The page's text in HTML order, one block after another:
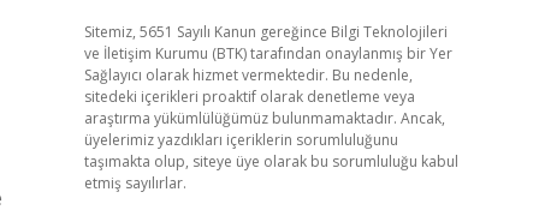
Sitemiz, 5651 Sayılı Kanun gereğince Bilgi Teknolojileri
ve İletişim Kurumu (BTK) tarafından onaylanmış bir Yer
Sağlayıcı olarak hizmet vermektedir. Bu nedenle,
sitedeki içerikleri proaktif olarak denetleme veya
araştırma yükümlülüğümüz bulunmamaktadır. Ancak,
üyelerimiz yazdıkları içeriklerin sorumluluğunu
taşımakta olup, siteye üye olarak bu sorumluluğu kabul
etmiş sayılırlar.